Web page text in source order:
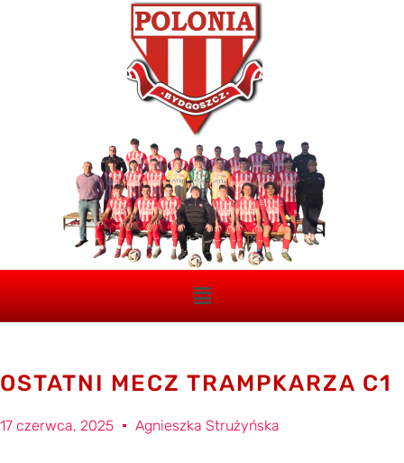
OSTATNI MECZ TRAMPKARZA C1
17 czerwca, 2025 Agnieszka Strużyńska